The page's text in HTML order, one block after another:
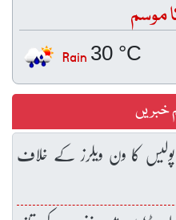
موسم
30 °C
Rain
خبریں
کا ون ویلرز کے خلاف